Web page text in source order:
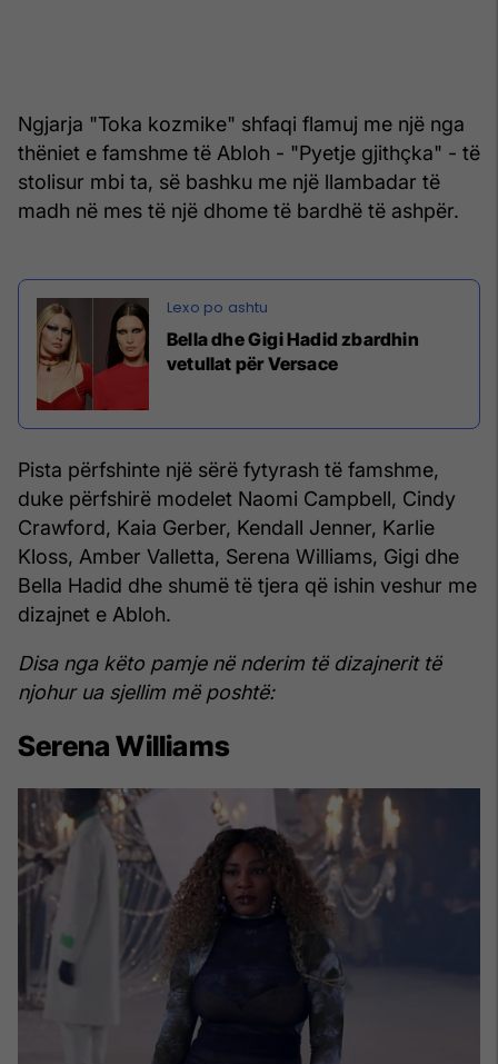
Ngjarja "Toka kozmike" shfaqi flamuj me një nga
thëniet e famshme të Abloh - "Pyetje gjithçka" - të
stolisur mbi ta, së bashku me një llambadar të
madh në mes të një dhome të bardhë të ashpër.
Bella dhe Gigi Hadid zbardhin
vetullat për Versace
Pista përfshinte një sërë fytyrash të famshme,
duke përfshirë modelet Naomi Campbell, Cindy
Crawford, Kaia Gerber, Kendall Jenner, Karlie
Kloss, Amber Valletta, Serena Williams, Gigi dhe
Bella Hadid dhe shumë të tjera që ishin veshur me
dizajnet e Abloh.
Disa nga këto pamje në nderim të dizajnerit të
njohur ua sjellim më poshtë:
Serena Williams